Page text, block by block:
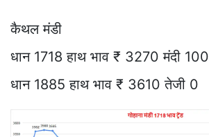
कैथल मंडी
धान 1718 हाथ भाव ₹ 3270 मंदी 100
धान 1885 हाथ भाव ₹ 3610 तेजी 0